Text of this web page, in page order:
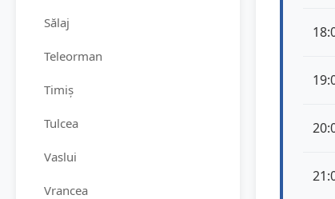
Sălaj
Teleorman
Timiș
Tulcea
Vaslui
Vrancea